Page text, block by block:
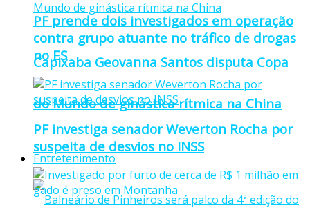
Capixaba Geovanna Santos disputa Copa
do Mundo de ginástica rítmica na China
Entretenimento
PF prende dois investigados em operação
contra grupo atuante no tráfico de drogas
no ES
PF investiga senador Weverton Rocha por
suspeita de desvios no INSS